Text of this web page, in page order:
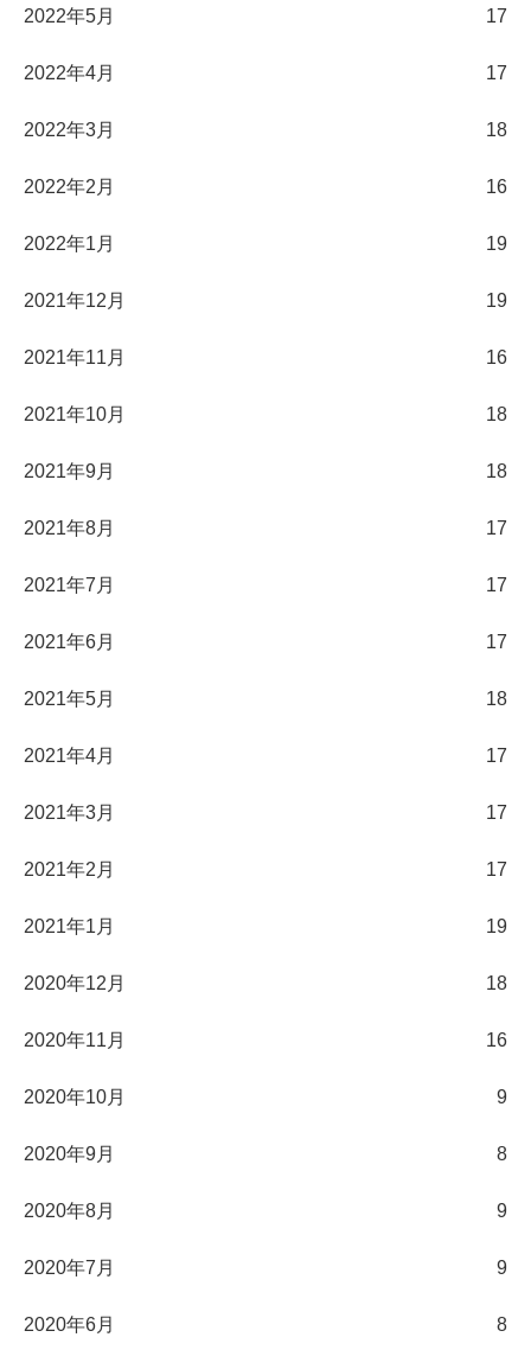
2022年5月 17
2022年4月 17
2022年3月 18
2022年2月 16
2022年1月 19
2021年12月 19
2021年11月 16
2021年10月 18
2021年9月 18
2021年8月 17
2021年7月 17
2021年6月 17
2021年5月 18
2021年4月 17
2021年3月 17
2021年2月 17
2021年1月 19
2020年12月 18
2020年11月 16
2020年10月 9
2020年9月 8
2020年8月 9
2020年7月 9
2020年6月 8